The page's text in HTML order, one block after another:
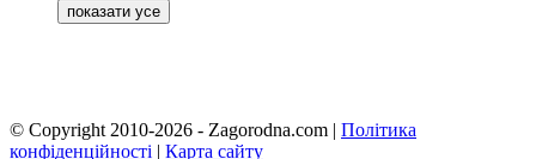
© Copyright 2010-2026 - Zagorodna.com | Політика
конфіденційності | Карта сайту